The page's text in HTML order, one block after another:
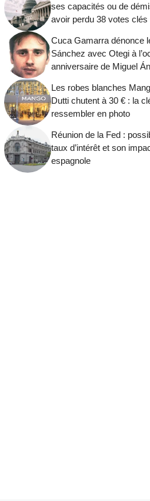
ses capacités ou de
avoir perdu 38 votes clés
Cuca Gamarra dénonce
Sánchez avec Otegi à
anniversaire de Miguel
Les robes blanches
Dutti chutent à 30 € : la
ressembler en photo
Réunion de la Fed :
taux d’intérêt et son
espagnole